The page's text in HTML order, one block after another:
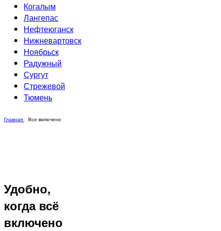
Когалым
Лангепас
Нефтеюганск
Нижневартовск
Ноябрьск
Радужный
Сургут
Стрежевой
Тюмень
Главная Все включено
Удобно,
когда всё
включено